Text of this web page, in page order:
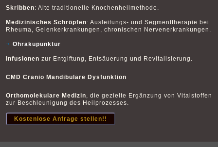
Skribben: Alte traditionelle Knochenheilmethode.
Medizinisches Schröpfen: Ausleitungs- und Segmenttherapie bei
Rheuma, Gelenkerkrankungen, chronischen Nervenerkrankungen.
Ohrakupunktur
Infusionen zur Entgiftung, Entsäuerung und Revitalisierung.
CMD Cranio Mandibuläre Dysfunktion
Orthomolekulare Medizin, die gezielte Ergänzung von Vitalstoffen
zur Beschleunigung des Heilprozesses.
Kostenlose Anfrage stellen!!